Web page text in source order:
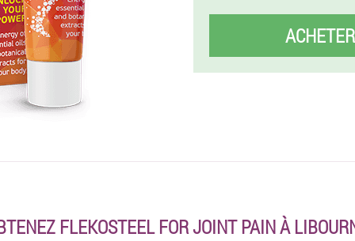
ACHETER
FLEKOSTEEL FOR JOINT PAIN À